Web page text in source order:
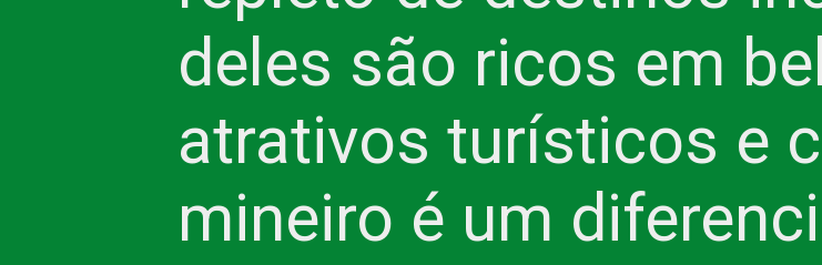
deles são ricos em
atrativos turísticos e
mineiro é um